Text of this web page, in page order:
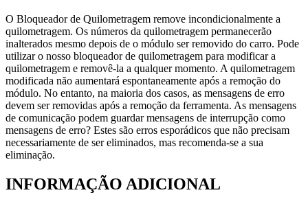
O Bloqueador de Quilometragem remove incondicionalmente a
quilometragem. Os números da quilometragem permanecerão
inalterados mesmo depois de o módulo ser removido do carro. Pode
utilizar o nosso bloqueador de quilometragem para modificar a
quilometragem e removê-la a qualquer momento. A quilometragem
modificada não aumentará espontaneamente após a remoção do
módulo. No entanto, na maioria dos casos, as mensagens de erro
devem ser removidas após a remoção da ferramenta. As mensagens
de comunicação podem guardar mensagens de interrupção como
mensagens de erro? Estes são erros esporádicos que não precisam
necessariamente de ser eliminados, mas recomenda-se a sua
eliminação.
INFORMAÇÃO ADICIONAL